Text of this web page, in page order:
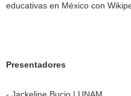
educativas en México con
Presentadores
- Jackeline Bucio | UNAM